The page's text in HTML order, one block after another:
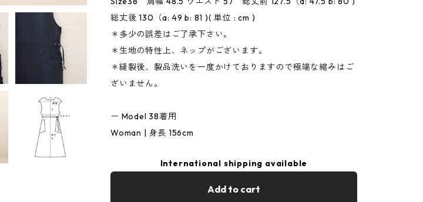
総丈後 130（a: 49 b: 81 )( 単位 : cm )
＊多少の誤差はご了承下さい。
＊生地の特性上、ネップがございます。
＊縫製後、製品洗いを一度かけておりますので極端な縮みはご
ざいません。
ー Model 38着用
Woman | 身長 156cm
International shipping available
Add to cart